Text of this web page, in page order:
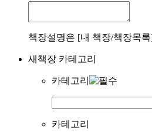
책장설명은 [내 책장/책장목
새책장 카테고리
카테고리
카테고리